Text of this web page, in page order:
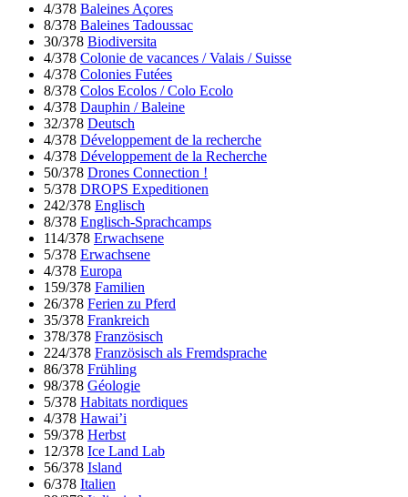
4/378 Baleines Açores
8/378 Baleines Tadoussac
30/378 Biodiversita
4/378 Colonie de vacances / Valais / Suisse
4/378 Colonies Futées
8/378 Colos Ecolos / Colo Ecolo
4/378 Dauphin / Baleine
32/378 Deutsch
4/378 Développement de la recherche
4/378 Développement de la Recherche
50/378 Drones Connection !
5/378 DROPS Expeditionen
242/378 Englisch
8/378 Englisch-Sprachcamps
114/378 Erwachsene
5/378 Erwachsene
4/378 Europa
159/378 Familien
26/378 Ferien zu Pferd
35/378 Frankreich
378/378 Französisch
224/378 Französisch als Fremdsprache
86/378 Frühling
98/378 Géologie
5/378 Habitats nordiques
4/378 Hawai’i
59/378 Herbst
12/378 Ice Land Lab
56/378 Island
6/378 Italien